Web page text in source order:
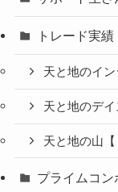
トレード実績
天と地のイン
天と地のデイ
天と地の山【
プライムコ